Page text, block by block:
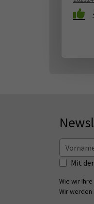
Mit
Wie wir
Wir werden